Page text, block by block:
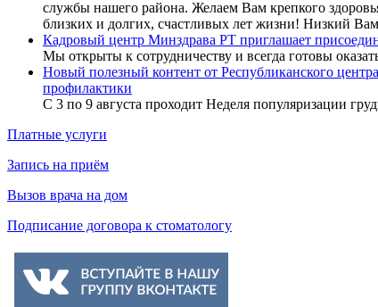
службы нашего района. Желаем Вам крепкого
близких и долгих, счастливых лет жизни! Низкий
Кадровый центр Минздрава РТ приглашает
Мы открыты к сотрудничеству и всегда готовы
Новый полезный контент от Республиканского
профилактики
С 3 по 9 августа проходит Неделя популяризации
Платные услуги
Запись на приём
Вызов врача на дом
Подписание договора к стоматологу